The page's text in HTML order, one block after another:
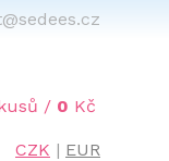
/ 0 Kč
CZK | EUR